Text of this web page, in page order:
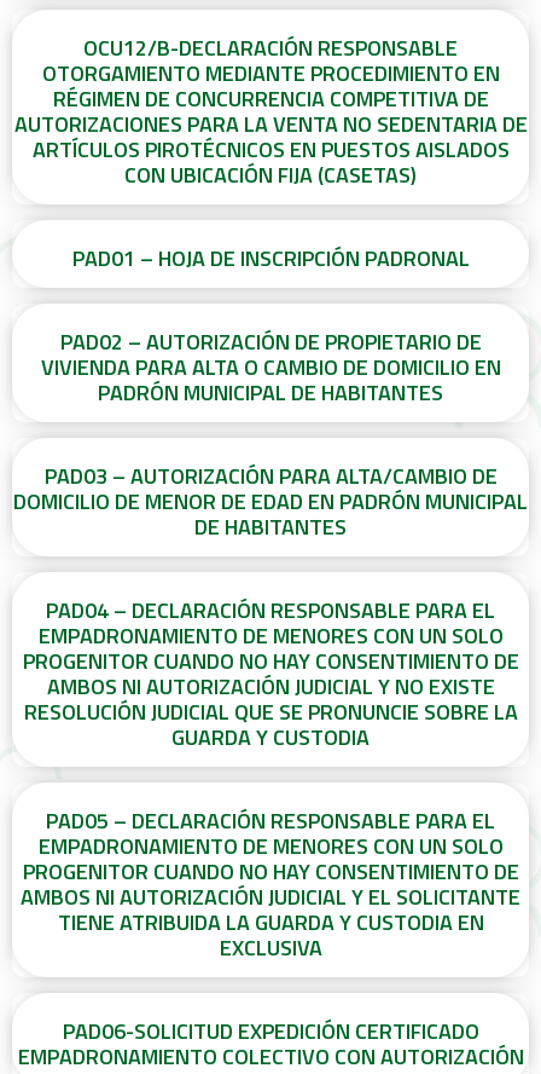
OCU12/B-DECLARACIÓN RESPONSABLE
OTORGAMIENTO MEDIANTE PROCEDIMIENTO EN
RÉGIMEN DE CONCURRENCIA COMPETITIVA DE
AUTORIZACIONES PARA LA VENTA NO SEDENTARIA DE
ARTÍCULOS PIROTÉCNICOS EN PUESTOS AISLADOS
CON UBICACIÓN FIJA (CASETAS)
PAD01 – HOJA DE INSCRIPCIÓN PADRONAL
PAD02 – AUTORIZACIÓN DE PROPIETARIO DE
VIVIENDA PARA ALTA O CAMBIO DE DOMICILIO EN
PADRÓN MUNICIPAL DE HABITANTES
PAD03 – AUTORIZACIÓN PARA ALTA/CAMBIO DE
DOMICILIO DE MENOR DE EDAD EN PADRÓN MUNICIPAL
DE HABITANTES
PAD04 – DECLARACIÓN RESPONSABLE PARA EL
EMPADRONAMIENTO DE MENORES CON UN SOLO
PROGENITOR CUANDO NO HAY CONSENTIMIENTO DE
AMBOS NI AUTORIZACIÓN JUDICIAL Y NO EXISTE
RESOLUCIÓN JUDICIAL QUE SE PRONUNCIE SOBRE LA
GUARDA Y CUSTODIA
PAD05 – DECLARACIÓN RESPONSABLE PARA EL
EMPADRONAMIENTO DE MENORES CON UN SOLO
PROGENITOR CUANDO NO HAY CONSENTIMIENTO DE
AMBOS NI AUTORIZACIÓN JUDICIAL Y EL SOLICITANTE
TIENE ATRIBUIDA LA GUARDA Y CUSTODIA EN
EXCLUSIVA
PAD06-SOLICITUD EXPEDICIÓN CERTIFICADO
EMPADRONAMIENTO COLECTIVO CON AUTORIZACIÓN